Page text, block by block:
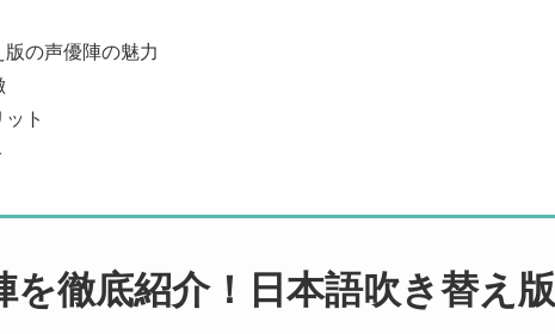
版の声優陣の魅力
ト
を徹底紹介！日本語吹き替え版